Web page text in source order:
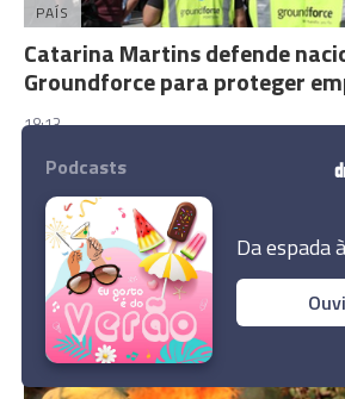
PAÍS
Catarina Martins defende
Groundforce para proteger
18:13
Podcasts
Da espada